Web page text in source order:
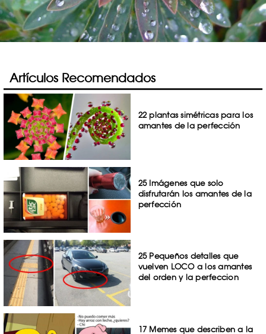
Artículos Recomendados
22 plantas simétricas para los
amantes de la perfección
25 Imágenes que solo
disfrutarán los amantes de la
perfección
25 Pequeños detalles que
vuelven LOCO a los amantes
del orden y la perfeccion
17 Memes que describen a la